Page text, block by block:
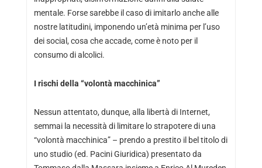
mentale. Forse sarebbe il caso di imitarlo anche alle
nostre latitudini, imponendo un’età minima per l’uso
dei social, cosa che accade, come è noto per il
consumo di alcolici.
I rischi della “volontà macchinica”
Nessun attentato, dunque, alla libertà di Internet,
semmai la necessità di limitare lo strapotere di una
“volontà macchinica” – prendo a prestito il bel titolo di
uno studio (ed. Pacini Giuridica) presentato da